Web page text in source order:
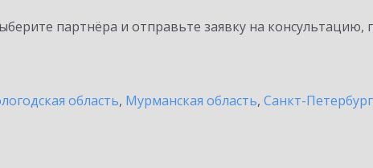
партнёра и отправьте заявку на консультацию,
область, Мурманская область, Санкт-